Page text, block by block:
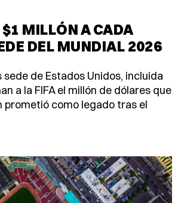
$1 MILLÓN A CADA
DEL MUNDIAL 2026
de Estados Unidos, incluida
a la FIFA el millón de dólares que
prometió como legado tras el